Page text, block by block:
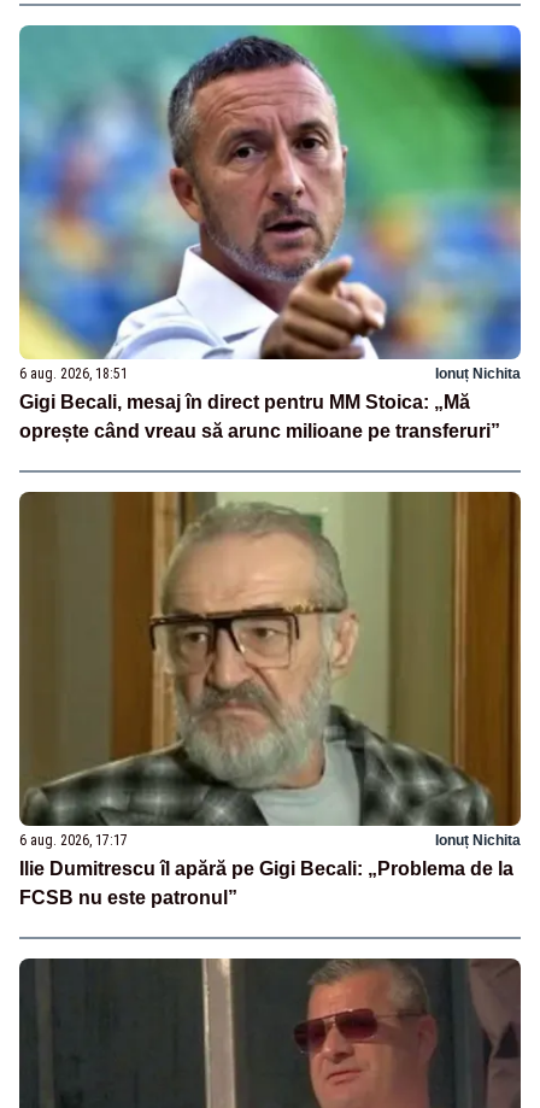
6 aug. 2026, 18:51 Ionuț Nichita
Gigi Becali, mesaj în direct pentru MM Stoica: „Mă
oprește când vreau să arunc milioane pe transferuri”
6 aug. 2026, 17:17 Ionuț Nichita
Ilie Dumitrescu îl apără pe Gigi Becali: „Problema de la
FCSB nu este patronul”